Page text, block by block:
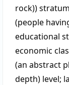
rock))stratum
(people
educational
economic
(an abstract
depth) level;